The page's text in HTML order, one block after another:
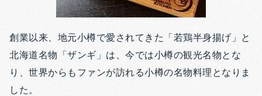
創業以来、地元小樽で愛されてきた「若鶏半身揚げ」と
北海道名物「ザンギ」は、今では小樽の観光名物とな
り、世界からもファンが訪れる小樽の名物料理となりま
した。